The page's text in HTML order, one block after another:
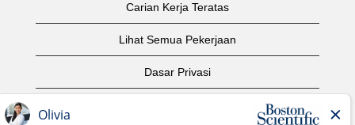
Carian Kerja Teratas
Lihat Semua Pekerjaan
Dasar Privasi